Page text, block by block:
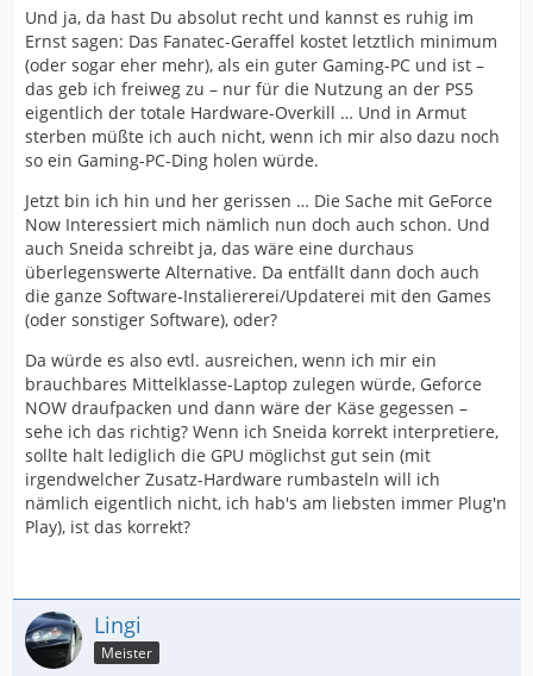
Und ja, da hast Du absolut recht und kannst es ruhig im
Ernst sagen: Das Fanatec-Geraffel kostet letztlich minimum
(oder sogar eher mehr), als ein guter Gaming-PC und ist –
das geb ich freiweg zu – nur für die Nutzung an der PS5
eigentlich der totale Hardware-Overkill … Und in Armut
sterben müßte ich auch nicht, wenn ich mir also dazu noch
so ein Gaming-PC-Ding holen würde.
Jetzt bin ich hin und her gerissen … Die Sache mit GeForce
Now Interessiert mich nämlich nun doch auch schon. Und
auch Sneida schreibt ja, das wäre eine durchaus
überlegenswerte Alternative. Da entfällt dann doch auch
die ganze Software-Instaliererei/Updaterei mit den Games
(oder sonstiger Software), oder?
Da würde es also evtl. ausreichen, wenn ich mir ein
brauchbares Mittelklasse-Laptop zulegen würde, Geforce
NOW draufpacken und dann wäre der Käse gegessen –
sehe ich das richtig? Wenn ich Sneida korrekt interpretiere,
sollte halt lediglich die GPU möglichst gut sein (mit
irgendwelcher Zusatz-Hardware rumbasteln will ich
nämlich eigentlich nicht, ich hab's am liebsten immer Plug'n
Play), ist das korrekt?
Lingi
Meister